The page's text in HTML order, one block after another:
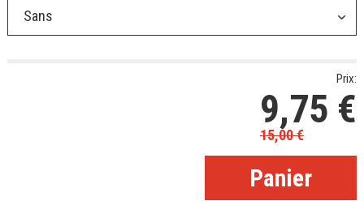
Sans
Prix:
9,75 €
15,00€